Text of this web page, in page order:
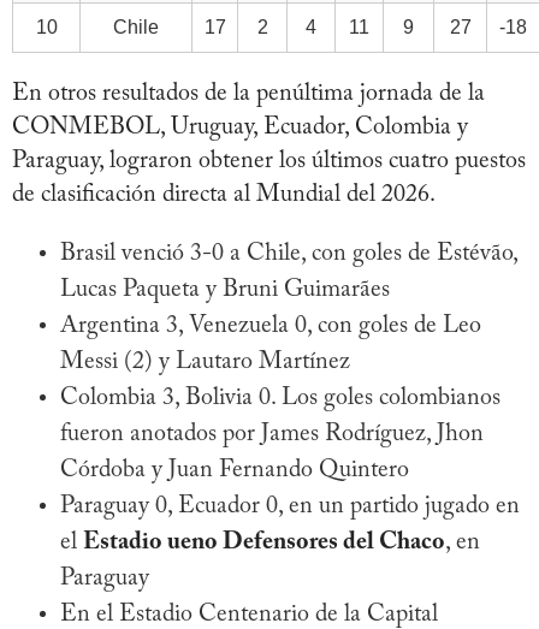
10 Chile 17 2 4 11 9 27 -18
En otros resultados de la penúltima jornada de la
CONMEBOL, Uruguay, Ecuador, Colombia y
Paraguay, lograron obtener los últimos cuatro puestos
de clasificación directa al Mundial del 2026.
Brasil venció 3-0 a Chile, con goles de Estévão,
Lucas Paqueta y Bruni Guimarães
Argentina 3, Venezuela 0, con goles de Leo
Messi (2) y Lautaro Martínez
Colombia 3, Bolivia 0. Los goles colombianos
fueron anotados por James Rodríguez, Jhon
Córdoba y Juan Fernando Quintero
Paraguay 0, Ecuador 0, en un partido jugado en
el Estadio ueno Defensores del Chaco, en
Paraguay
En el Estadio Centenario de la Capital